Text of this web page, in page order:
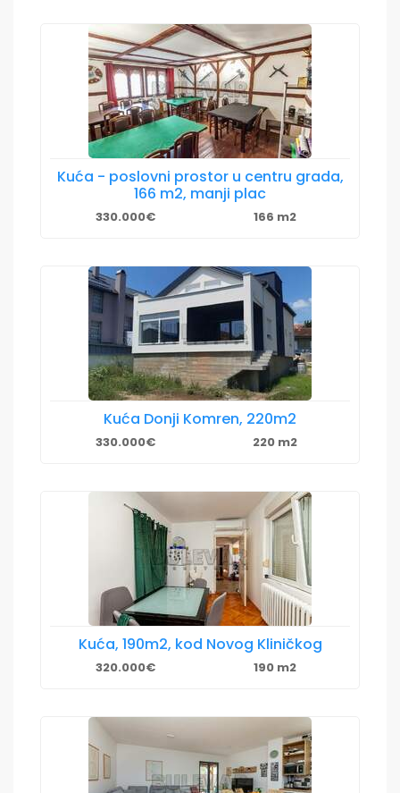
Kuća - poslovni prostor u centru grada,
166 m2, manji plac
330.000€ 166 m2
Kuća Donji Komren, 220m2
330.000€ 220 m2
Kuća, 190m2, kod Novog Kliničkog
320.000€ 190 m2